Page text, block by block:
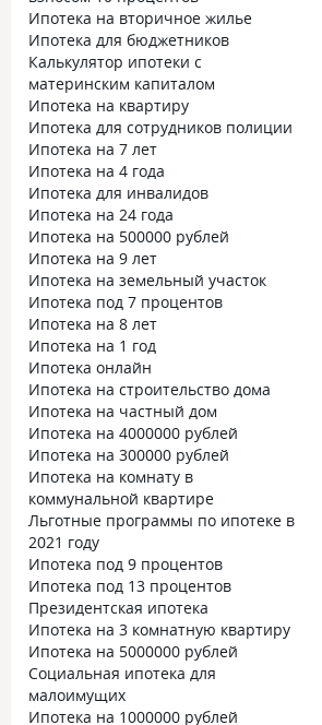
Ипотека на вторичное жилье
Ипотека для бюджетников
Калькулятор ипотеки с
материнским капиталом
Ипотека на квартиру
Ипотека для сотрудников полиции
Ипотека на 7 лет
Ипотека на 4 года
Ипотека для инвалидов
Ипотека на 24 года
Ипотека на 500000 рублей
Ипотека на 9 лет
Ипотека на земельный участок
Ипотека под 7 процентов
Ипотека на 8 лет
Ипотека на 1 год
Ипотека онлайн
Ипотека на строительство дома
Ипотека на частный дом
Ипотека на 4000000 рублей
Ипотека на 300000 рублей
Ипотека на комнату в
коммунальной квартире
Льготные программы по ипотеке в
2021 году
Ипотека под 9 процентов
Ипотека под 13 процентов
Президентская ипотека
Ипотека на 3 комнатную квартиру
Ипотека на 5000000 рублей
Социальная ипотека для
малоимущих
Ипотека на 1000000 рублей